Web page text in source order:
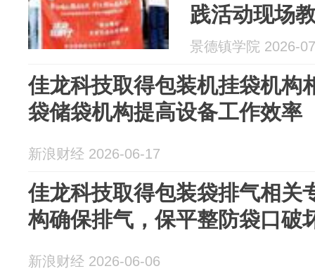
践活动现场
景德镇学院 2026-
佳龙科技取得包装机挂袋机构
袋储袋机构提高设备工作效率
新浪财经 2026-06-17
佳龙科技取得包装袋排气相关
构确保排气，保平整防袋口破
新浪财经 2026-06-06